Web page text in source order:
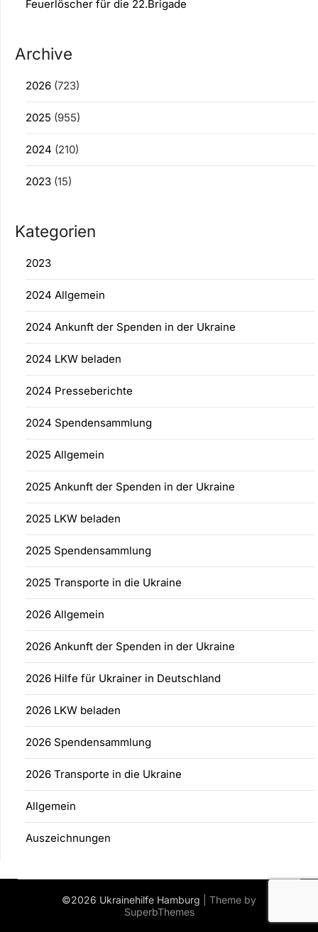
Feuerlöscher für die 22.Brigade
Archive
2026 (723)
2025 (955)
2024 (210)
2023 (15)
Kategorien
2023
2024 Allgemein
2024 Ankunft der Spenden in der Ukraine
2024 LKW beladen
2024 Presseberichte
2024 Spendensammlung
2025 Allgemein
2025 Ankunft der Spenden in der Ukraine
2025 LKW beladen
2025 Spendensammlung
2025 Transporte in die Ukraine
2026 Allgemein
2026 Ankunft der Spenden in der Ukraine
2026 Hilfe für Ukrainer in Deutschland
2026 LKW beladen
2026 Spendensammlung
2026 Transporte in die Ukraine
Allgemein
Auszeichnungen
©2026 Ukrainehilfe Hamburg
| Theme by
SuperbThemes